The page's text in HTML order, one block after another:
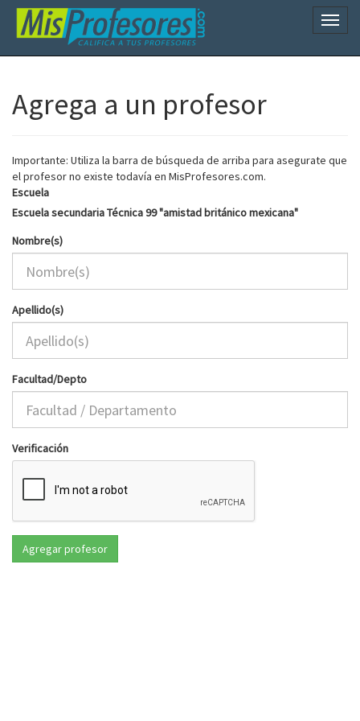
Agrega a un profesor
Importante: Utiliza la barra de búsqueda de arriba para asegurate que
el profesor no existe todavía en MisProfesores.com.
Escuela
Escuela secundaria Técnica 99 "amistad británico mexicana"
Nombre(s)
Apellido(s)
Facultad/Depto
Verificación